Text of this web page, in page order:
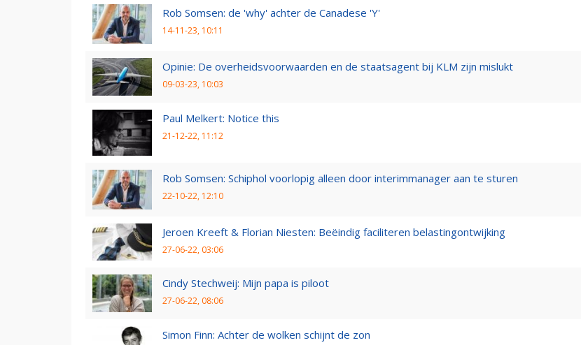
Rob Somsen: de 'why' achter de Canadese 'Y'
14-11-23, 10:11
Opinie: De overheidsvoorwaarden en de staatsagent bij KLM zijn mislukt
09-03-23, 10:03
Paul Melkert: Notice this
21-12-22, 11:12
Rob Somsen: Schiphol voorlopig alleen door interimmanager aan te sturen
22-10-22, 12:10
Jeroen Kreeft & Florian Niesten: Beëindig faciliteren belastingontwijking
27-06-22, 03:06
Cindy Stechweij: Mijn papa is piloot
27-06-22, 08:06
Simon Finn: Achter de wolken schijnt de zon